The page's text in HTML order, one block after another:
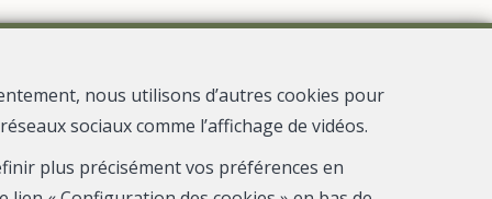
nous utilisons d’autres cookies pour
sociaux comme l’affichage de vidéos.
plus précisément vos préférences en